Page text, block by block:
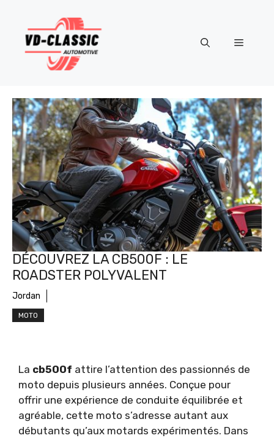
contenu
Menu
DÉCOUVREZ LA CB500F : LE
ROADSTER POLYVALENT
Jordan
MOTO
La cb500f attire l’attention des passionnés de
moto depuis plusieurs années. Conçue pour
offrir une expérience de conduite équilibrée et
agréable, cette moto s’adresse autant aux
débutants qu’aux motards expérimentés. Dans